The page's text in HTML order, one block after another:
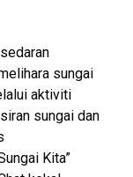
sungai
aktiviti
sungai dan
Kita”